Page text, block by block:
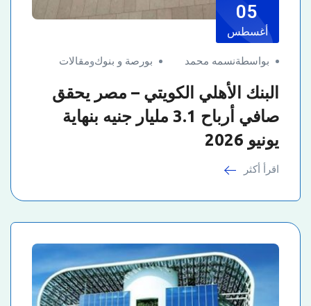
05
أغسطس
بواسطةنسمه محمد بورصة و بنوكومقالات
البنك الأهلي الكويتي – مصر يحقق
صافي أرباح 3.1 مليار جنيه بنهاية
يونيو 2026
اقرأ أكثر